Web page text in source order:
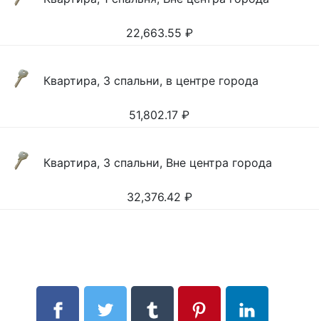
22,663.55 ₽
Квартира, 3 спальни, в центре города
51,802.17 ₽
Квартира, 3 спальни, Вне центра города
32,376.42 ₽